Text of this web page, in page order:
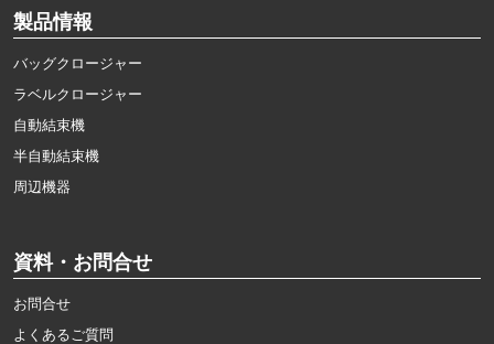
製品情報
バッグクロージャー
ラベルクロージャー
自動結束機
半自動結束機
周辺機器
資料・お問合せ
お問合せ
よくあるご質問